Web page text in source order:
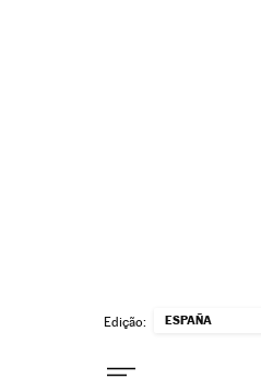
Edição: ESPAÑA